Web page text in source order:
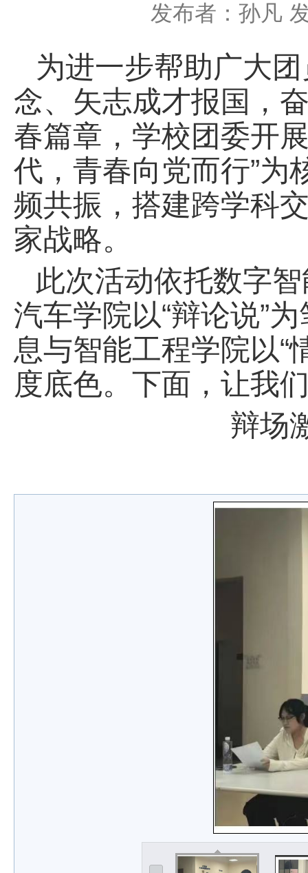
发布者：孙凡
为进一步帮助广大
念、矢志成才报国，
春篇章，学校团委开
代，青春向党而行”为
频共振，搭建跨学科
家战略。
此次活动依托数字
汽车学院以“辩论说”
息与智能工程学院以“
度底色。下面，让我
辩场